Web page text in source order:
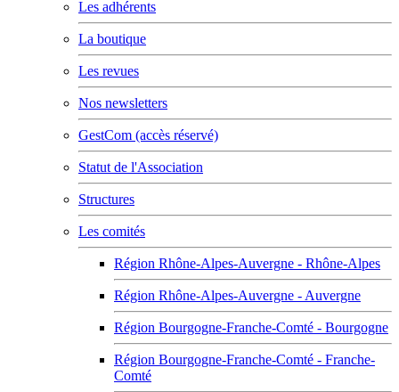
Les adhérents
La boutique
Les revues
Nos newsletters
GestCom (accès réservé)
Statut de l'Association
Structures
Les comités
Région Rhône-Alpes-Auvergne - Rhône-Alpes
Région Rhône-Alpes-Auvergne - Auvergne
Région Bourgogne-Franche-Comté - Bourgogne
Région Bourgogne-Franche-Comté - Franche-
Comté